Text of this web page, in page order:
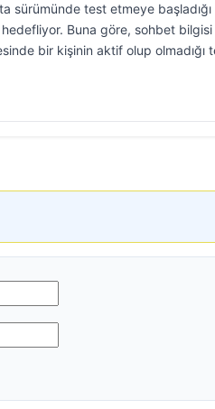
sürümünde test etmeye
Buna göre, sohbet
bir kişinin aktif olup olmadığı